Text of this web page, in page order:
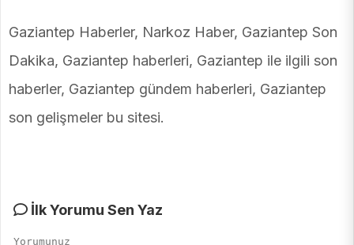
Gaziantep Haberler, Narkoz Haber, Gaziantep Son
Dakika, Gaziantep haberleri, Gaziantep ile ilgili son
haberler, Gaziantep gündem haberleri, Gaziantep
son gelişmeler bu sitesi.
İlk Yorumu Sen Yaz